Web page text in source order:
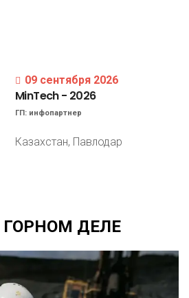
09 сентября 2026
MinTech- 2026
ГП: инфопартнер
Казахстан, Павлодар
ГОРНОМ ДЕЛЕ